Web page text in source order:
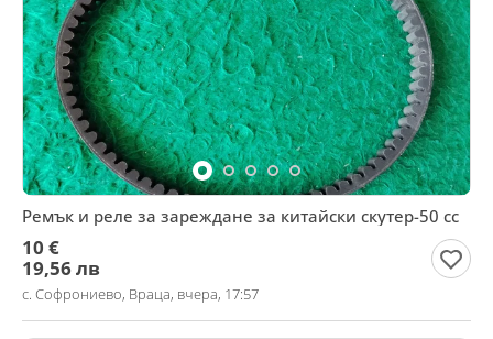
Ремък и реле за зареждане за китайски скутер-50 сс
10 €
19,56 лв
с. Софрониево, Враца, вчера, 17:57